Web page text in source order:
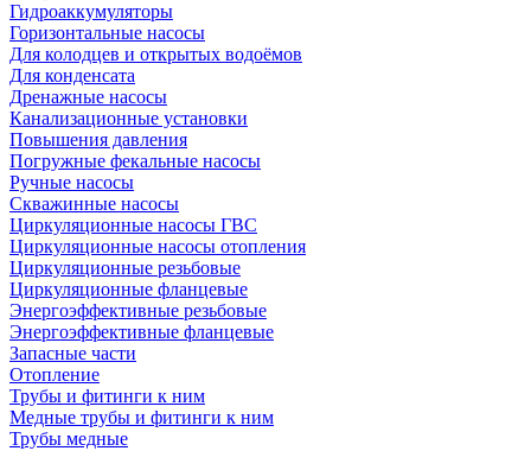
Гидроаккумуляторы
Горизонтальные насосы
Для колодцев и открытых водоёмов
Для конденсата
Дренажные насосы
Канализационные установки
Повышения давления
Погружные фекальные насосы
Ручные насосы
Скважинные насосы
Циркуляционные насосы ГВС
Циркуляционные насосы отопления
Циркуляционные резьбовые
Циркуляционные фланцевые
Энергоэффективные резьбовые
Энергоэффективные фланцевые
Запасные части
Отопление
Трубы и фитинги к ним
Медные трубы и фитинги к ним
Трубы медные